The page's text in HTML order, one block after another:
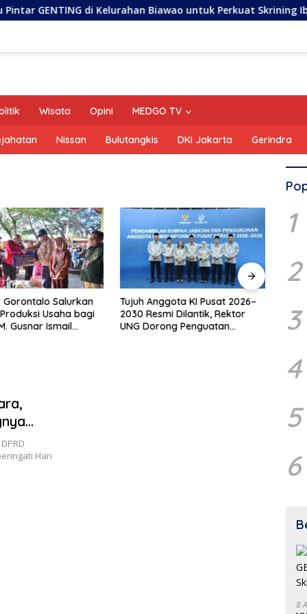
di Kelurahan Biawao untuk Perkuat Skrining Ibu Hamil
Wisata Opini MEDGO TV
Nissan Bulutangkis DKI Jakarta Gerindra
Gorontalo Salurkan
Usaha bagi
Gusnar Ismail
Tujuh Anggota KI Pusat 2026–
2030 Resmi Dilantik, Rektor
UNG Dorong Penguatan
Hari
1
2
3
4
5
6
8